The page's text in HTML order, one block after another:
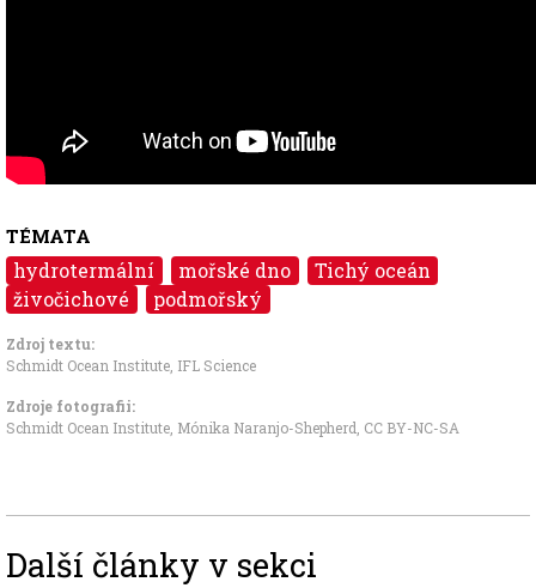
TÉMATA
hydrotermální mořské dno
Tichý oceán
živočichové
podmořský
Zdroj textu:
Schmidt Ocean Institute IFL Science
Zdroje fotografii:
Schmidt Ocean Institute, Mónika Naranjo-Shepherd CC BY-NC-SA
Další články v sekci